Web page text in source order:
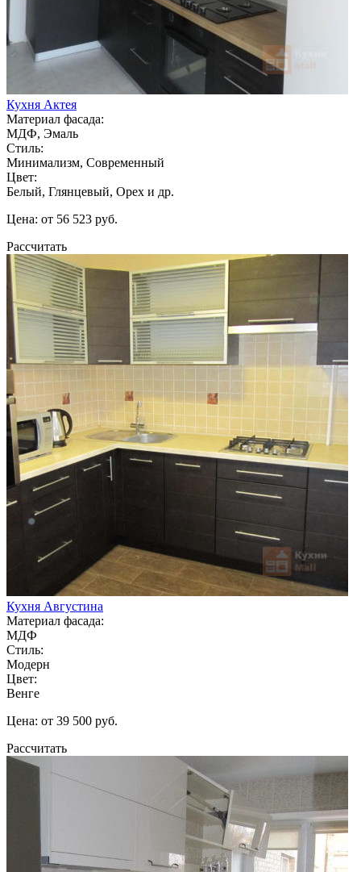
Кухня Актея
Материал фасада:
МДФ, Эмаль
Стиль:
Минимализм, Современный
Цвет:
Белый, Глянцевый, Орех и др.
Цена: от 56 523 руб.
Рассчитать
Кухня Августина
Материал фасада:
МДФ
Стиль:
Модерн
Цвет:
Венге
Цена: от 39 500 руб.
Рассчитать